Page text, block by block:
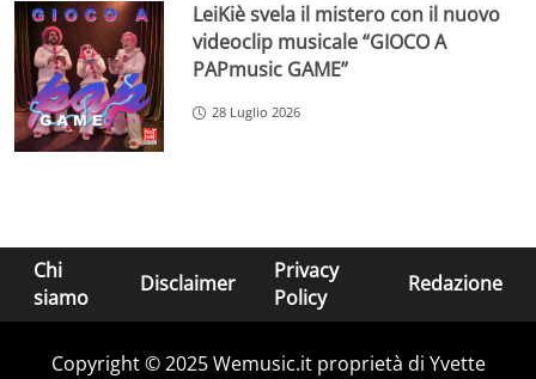
LeiKiè svela il mistero con il nuovo
videoclip musicale “GIOCO A
PAPmusic GAME”
28 Luglio 2026
Chi
siamo
Disclaimer
Privacy
Policy
Redazione
Copyright © 2025 Wemusic.it proprietà di Yvette